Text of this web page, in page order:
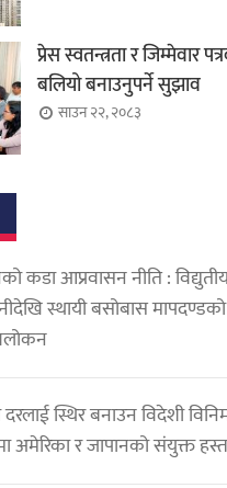
प्रेस स्वतन्त्रता र जिम्मेवार
बलियो बनाउनुपर्ने सुझाव
साउन २२, २०८३
कडा आप्रवासन नीति :
स्थायी बसोबास मापदण्डको
स्थिर बनाउन विदेशी
अमेरिका र जापानको संयुक्त